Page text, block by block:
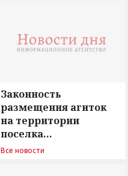
Законность
размещения агиток
на территории
поселка
Новосергиевка
Все новости